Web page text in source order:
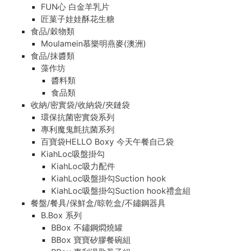
FUN心 白金羊乳片
匠菓子娃娃酥花生糖
食品/穀物類
Moulamein慕樂明燕麥(澳洲)
食品/抹醬類
藻作坊
醬料類
食品類
收納/密實袋/收納袋/夾鏈袋
環保抗菌密實袋系列
專利魔鬼氈抗菌系列
百寶袋HELLO Boxy 今天午餐自己袋
KiahLoc吸盤掛勾
KiahLoc吸力配件
KiahLoc吸盤掛勾Suction hook
KiahLoc吸盤掛勾Suction hook禮盒組
餐盤/餐具/保鮮盒/晾乾盒/不鏽鋼器具
B.Box 系列
BBox 不鏽鋼燜燒罐
BBox 寶寶矽膠餐碗組